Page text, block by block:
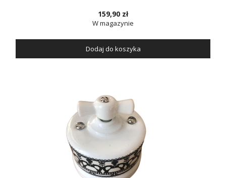
159,90 zł
W magazynie
Dodaj do koszyka